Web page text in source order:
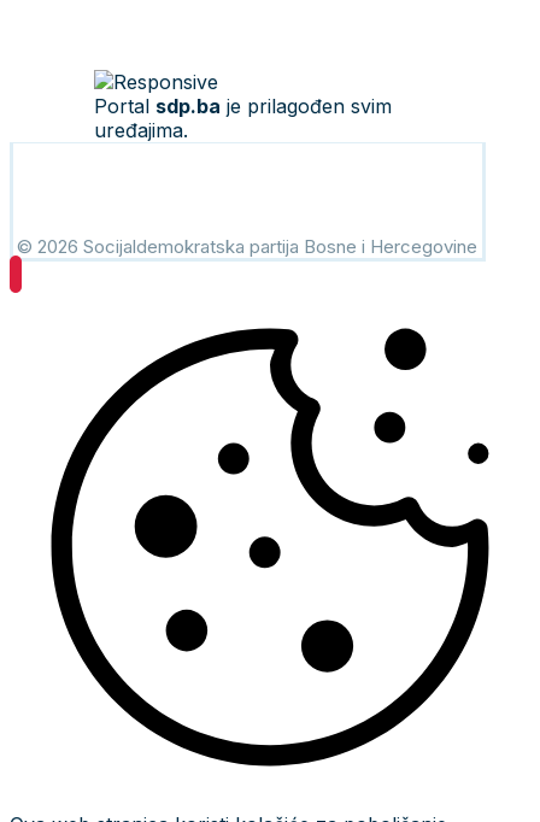
Portal sdp.ba je prilagođen svim
uređajima.
© 2026 Socijaldemokratska partija Bosne i Hercegovine